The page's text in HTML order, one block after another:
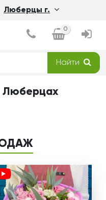
Люберцы г.
0
Найти
Люберцах